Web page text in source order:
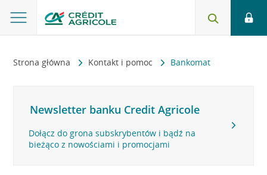
Strona główna Kontakt i pomoc Bankomat
Newsletter banku Credit Agricole
Dołącz do grona subskrybentów i bądź na
bieżąco z nowościami i promocjami